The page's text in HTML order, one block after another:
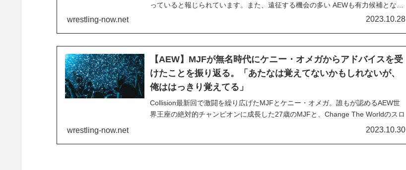
っていると報じられています。また、遠征する機会の多い AEWも有力候補となっ
ています。最近、彼はケニー・オメガやクリス・ジェリコの代理人を務めるバリ
wrestling-now.net 2023.10.28
【AEW】MJFが無名時代にケニー・オメガからアドバイスを受
けたことを振り返る。「あたなは覚えてないかもしれないが、
俺ははっきり覚えてる」
Collision最新回で激闘を繰り広げたMJFとケニー・オメガ。誰もが認めるAEW世
界王座の絶対的チャンピオンに成長した27歳のMJFと、Change The Worldのスロ
ーガンを掲げてAEWを設立し、世界中のファンを熱狂させてきたケニー。2人が
wrestling-now.net 2023.10.30